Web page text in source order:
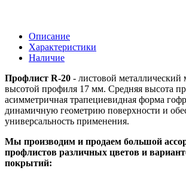
Описание
Характеристики
Наличие
Профлист R-20 - листовой металлический
высотой профиля 17 мм. Средняя высота
асимметричная трапециевидная форма
динамичную геометрию поверхности и
универсальность применения.
Мы производим и продаем большой
профлистов различных цветов и
покрытий: